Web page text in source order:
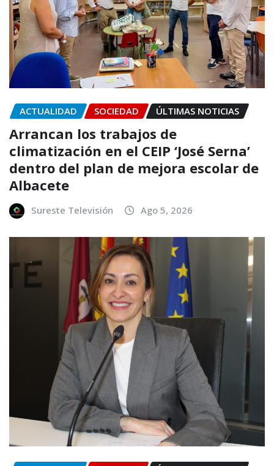
ACTUALIDAD SOCIEDAD ÚLTIMAS NOTICIAS
Arrancan los trabajos de
climatización en el CEIP ‘José Serna’
dentro del plan de mejora escolar de
Albacete
Sureste Televisión Ago 5, 2026